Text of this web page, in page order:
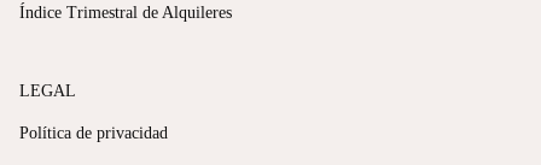
Índice Trimestral de Alquileres
LEGAL
Política de privacidad